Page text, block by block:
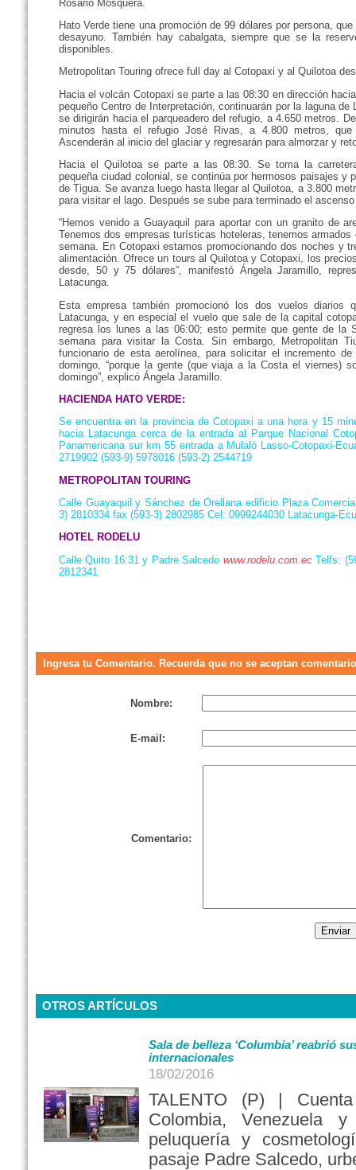
Rosario Mosquera.
Hato Verde tiene una promoción de 99 dólares por persona,
desayuno. También hay cabalgata, siempre que se la
disponibles.
Metropolitan Touring ofrece full day al Cotopaxi y al Quilotoa
Hacia el volcán Cotopaxi se parte a las 08:30 en dirección
pequeño Centro de Interpretación, continuarán por la laguna
se dirigirán hacia el parqueadero del refugio, a 4.650 metros.
minutos hasta el refugio José Rivas, a 4.800 metros, que
Ascenderán al inicio del glaciar y regresarán para almorzar y
Hacia el Quilotoa se parte a las 08:30. Se toma la
pequeña ciudad colonial, se continúa por hermosos paisajes y
de Tigua. Se avanza luego hasta llegar al Quilotoa, a 3.800
para visitar el lago. Después se sube para terminado el
“Hemos venido a Guayaquil para aportar con un granito de
Tenemos dos empresas turísticas hoteleras, tenemos
semana. En Cotopaxi estamos promocionando dos noches y
alimentación. Ofrece un tours al Quilotoa y Cotopaxi, los
desde, 50 y 75 dólares”, manifestó Ángela Jaramillo,
Latacunga.
Esta empresa también promocionó los dos vuelos diarios
Latacunga, y en especial el vuelo que sale de la capital
regresa los lunes a las 06:00; esto permite que gente de la
semana para visitar la Costa. Sin embargo, Metropolitan
funcionario de esta aerolínea, para solicitar el incremento
domingo, “porque la gente (que viaja a la Costa el viernes)
domingo”, explicó Ángela Jaramillo.
HACIENDA HATO VERDE:
Se encuentra en la provincia de Cotopaxi a una hora y 15
hacia Latacunga cerca de la entrada al Parque Nacional
Panamericana sur km 55 entrada a Mulaló Lasso-Cotopaxi-
2719902 (593-9) 5978016 (593-2) 2544719
METROPOLITAN TOURING
Calle Guayaquil y Sánchez de Orellana edificio Plaza
3) 2810334 fax (593-3) 2802985 Cel: 0999244030 Latacunga-
HOTEL RODELU
Calle Quito 16:31 y Padre Salcedo www.rodelu.com.ecTelfs:
2812341
Ingresa tu Comentario. Recuerda que no se aceptan
Nombre:
E-mail:
Comentario:
OTROS ARTÍCULOS
Sala de belleza ‘Columbia’ reabrió
internacionales
18/02/2016
TALENTO (P) |
Colombia,
peluquería y
pasaje Padre Salcedo,